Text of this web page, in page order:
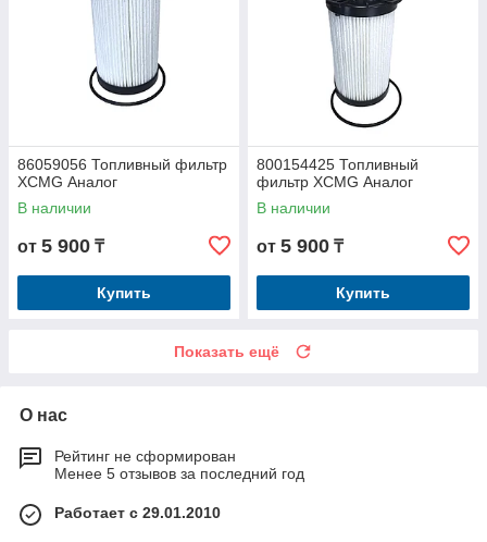
86059056 Топливный фильтр
XCMG Аналог
В наличии
от 5 900 ₸
Купить
800154425 Топливный
фильтр XCMG Аналог
В наличии
от 5 900 ₸
Купить
Показать ещё
О нас
Рейтинг не сформирован
Менее 5 отзывов за последний год
Работает с 29.01.2010